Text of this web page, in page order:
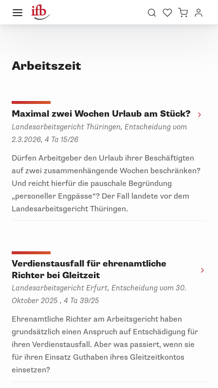
Arbeitszeit
Maximal zwei Wochen Urlaub am Stück?
Landesarbeitsgericht Thüringen, Entscheidung vom
2.3.2026, 4 Ta 15/26
Dürfen Arbeitgeber den Urlaub ihrer Beschäftigten
auf zwei zusammenhängende Wochen beschränken?
Und reicht hierfür die pauschale Begründung
„personeller Engpässe“? Der Fall landete vor dem
Landesarbeitsgericht Thüringen.
Verdienstausfall für ehrenamtliche
Richter bei Gleitzeit
Landesarbeitsgericht Erfurt, Entscheidung vom 30.
Oktober 2025 , 4 Ta 39/25
Ehrenamtliche Richter am Arbeitsgericht haben
grundsätzlich einen Anspruch auf Entschädigung für
ihren Verdienstausfall. Aber was passiert, wenn sie
für ihren Einsatz Guthaben ihres Gleitzeitkontos
einsetzen?